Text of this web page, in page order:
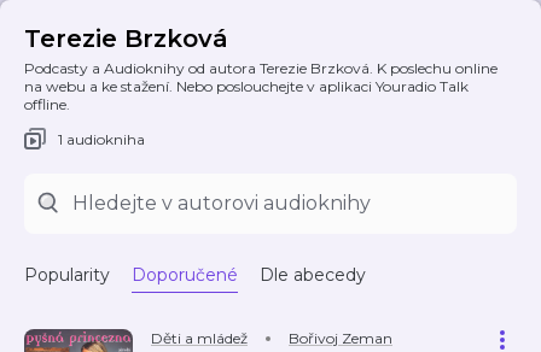
Terezie Brzková
Podcasty a Audioknihy od autora Terezie Brzková. K poslechu online
na webu a ke stažení. Nebo poslouchejte v aplikaci Youradio Talk
offline.
1 audiokniha
Popularity Doporučené Dle abecedy
Děti a mládež Bořivoj Zeman